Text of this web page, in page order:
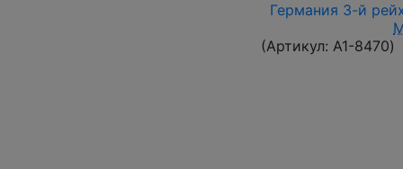
Германия 3-й
(Артикул: A1-8470)